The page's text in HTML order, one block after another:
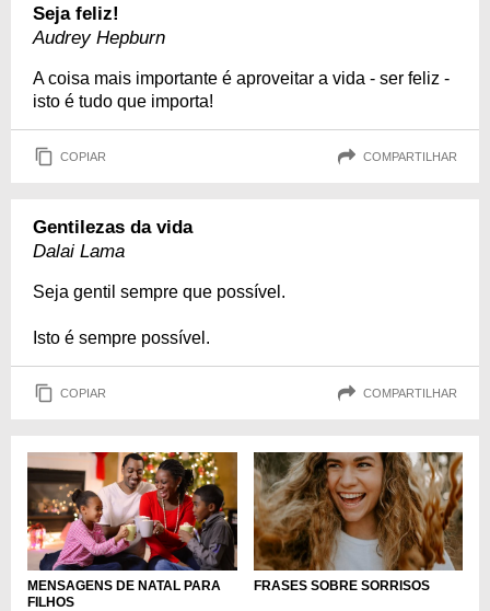
Seja feliz!
Audrey Hepburn
A coisa mais importante é aproveitar a vida - ser feliz -
isto é tudo que importa!
COPIAR COMPARTILHAR
Gentilezas da vida
Dalai Lama
Seja gentil sempre que possível.
Isto é sempre possível.
COPIAR COMPARTILHAR
MENSAGENS DE NATAL PARA
FILHOS
FRASES SOBRE SORRISOS